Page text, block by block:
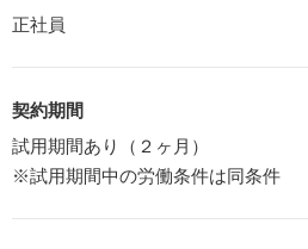
正社員
契約期間
試用期間あり（２ヶ月）
※試用期間中の労働条件は同条件